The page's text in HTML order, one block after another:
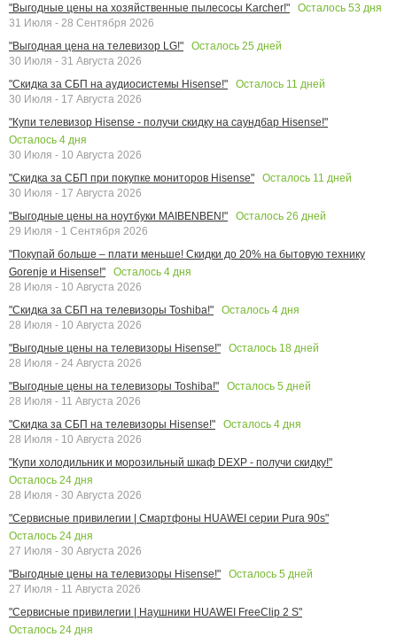
"Выгодные цены на хозяйственные пылесосы Karcher!"
Осталось 53 дня
31 Июля - 28 Сентября 2026
"Выгодная цена на телевизор LG!"
Осталось 25 дней
30 Июля - 31 Августа 2026
"Скидка за СБП на аудиосистемы Hisense!"
Осталось 11 дней
30 Июля - 17 Августа 2026
"Купи телевизор Hisense - получи скидку на саундбар Hisense!"
Осталось 4 дня
30 Июля - 10 Августа 2026
"Скидка за СБП при покупке мониторов Hisense"
Осталось 11 дней
30 Июля - 17 Августа 2026
"Выгодные цены на ноутбуки MAIBENBEN!"
Осталось 26 дней
29 Июля - 1 Сентября 2026
"Покупай больше – плати меньше! Скидки до 20% на бытовую технику
Gorenje и Hisense!"
Осталось 4 дня
28 Июля - 10 Августа 2026
"Скидка за СБП на телевизоры Toshiba!"
Осталось 4 дня
28 Июля - 10 Августа 2026
"Выгодные цены на телевизоры Hisense!"
Осталось 18 дней
28 Июля - 24 Августа 2026
"Выгодные цены на телевизоры Toshiba!"
Осталось 5 дней
28 Июля - 11 Августа 2026
"Скидка за СБП на телевизоры Hisense!"
Осталось 4 дня
28 Июля - 10 Августа 2026
"Купи холодильник и морозильный шкаф DEXP - получи скидку!"
Осталось 24 дня
28 Июля - 30 Августа 2026
"Сервисные привилегии | Смартфоны HUAWEI серии Pura 90s"
Осталось 24 дня
27 Июля - 30 Августа 2026
"Выгодные цены на телевизоры Hisense!"
Осталось 5 дней
27 Июля - 11 Августа 2026
"Сервисные привилегии | Наушники HUAWEI FreeClip 2 S"
Осталось 24 дня